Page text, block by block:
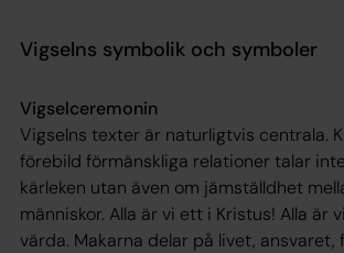
Vigselns symbolik och symboler
Vigselceremonin
Vigselns texter är naturligtvis centrala.
förebild förmänskliga relationer talar
kärleken utan även om jämställdhet
människor. Alla är vi ett i Kristus! Alla är
värda. Makarna delar på livet,